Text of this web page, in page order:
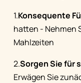
1.Konsequente
hatten - Nehmen
Mahlzeiten
2.Sorgen Sie für
Erwägen Sie